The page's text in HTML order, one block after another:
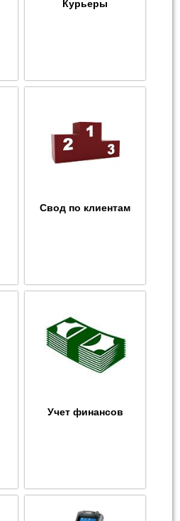
Курьеры
Свод по клиентам
Учет финансов